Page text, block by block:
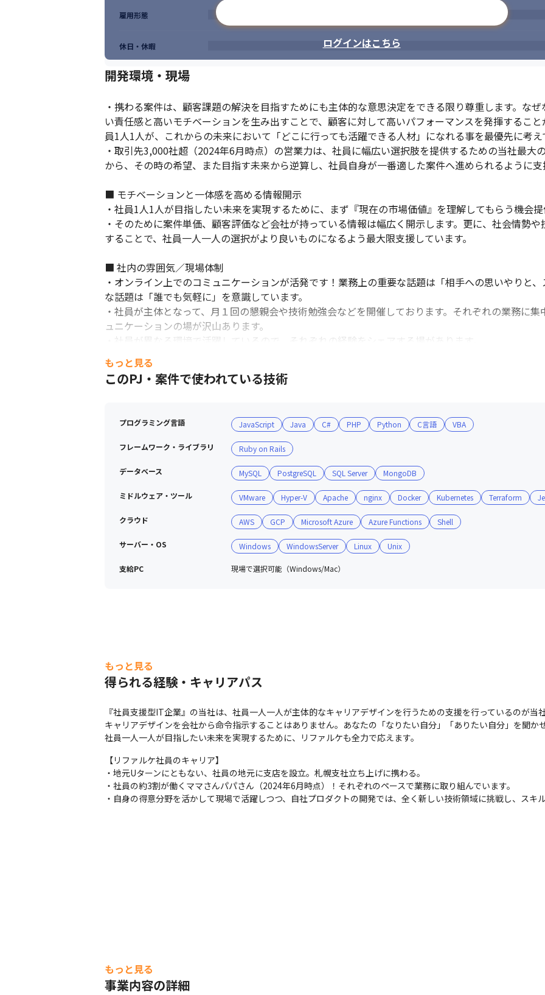
ログインはこちら
雇用形態
休日・休暇
開発環境・現場
・携わる案件は、顧客課題の解決を目指すためにも主体的な意思決定をできる限り尊重します。な
い責任感と高いモチベーションを生み出すことで、顧客に対して高いパフォーマンスを発揮するこ
員1人1人が、これからの未来において「どこに行っても活躍できる人材」になれる事を最優先に考え
・取引先3,000社超（2024年6月時点）の営業力は、社員に幅広い選択肢を提供するための当社最大
から、その時の希望、また目指す未来から逆算し、社員自身が一番適した案件へ進められるように支
■ モチベーションと一体感を高める情報開示
・社員1人1人が目指したい未来を実現するために、まず『現在の市場価値』を理解してもらう機会提
・そのために案件単価、顧客評価など会社が持っている情報は幅広く開示します。更に、社会情勢
することで、社員一人一人の選択がより良いものになるよう最大限支援しています。
■ 社内の雰囲気／現場体制
・オンライン上でのコミュニケーションが活発です！業務上の重要な話題は「相手への思いやりと
な話題は「誰でも気軽に」を意識しています。
・社員が主体となって、月１回の懇親会や技術勉強会などを開催しております。それぞれの業務に
ュニケーションの場が沢山あります。
・社員が異なる環境で活躍しているので、それぞれの経験をシェアする場があります。
・多くの社員が異なるクライアント先で作業を行っています。そのため、適時、リファルケ社員同士
員として、仲間意識を感じることができます。また、異なる環境や課題を共有する場を設けることに
し、メリハリのある関係性をを構築します。
当社は設立から5期連続黒字を達成、コロナ禍という社会情勢の中でも力強く、右肩上がりで成長を
績）。直近5年の売上を比較したときに17倍の成長を達成しました（2024年6月現在）。
7期以降もさらなる事業拡大を見込んでいるため、経験者の大規模採用を行ってまいります。
もっと見る
このPJ・案件で使われている技術
プログラミング言語 JavaScript Java C# PHP Python C言語 VBA
フレームワーク・ライブラリ Ruby on Rails
データベース MySQL PostgreSQL SQL Server MongoDB
ミドルウェア・ツール VMware Hyper-V Apache nginx Docker Kubernetes Terraform
クラウド AWS GCP Microsoft Azure Azure Functions Shell
サーバー・OS Windows WindowsServer Linux Unix
支給PC 現場で選択可能（Windows/Mac）
もっと見る
得られる経験・キャリアパス
『社員支援型IT企業』の当社は、社員一人一人が主体的なキャリアデザインを行うための支援を行っているのが当
キャリアデザインを会社から命令指示することはありません。あなたの「なりたい自分」「ありたい自分」を聞か
社員一人一人が目指したい未来を実現するために、リファルケも全力で応えます。
【リファルケ社員のキャリア】
・地元Uターンにともない、社員の地元に支店を設立。札幌支社立ち上げに携わる。
・社員の約3割が働くママさんパパさん（2024年6月時点）！それぞれのペースで業務に取り組んでいます。
・自身の得意分野を活かして現場で活躍しつつ、自社プロダクトの開発では、全く新しい技術領域に挑戦し、スキ
もっと見る
事業内容の詳細